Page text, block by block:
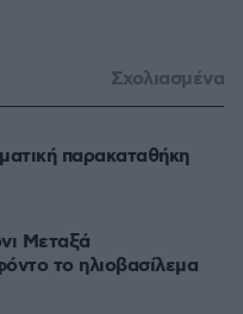
Σχολιασμένα
παρακαταθήκη
Μεταξά
το ηλιοβασίλεμα